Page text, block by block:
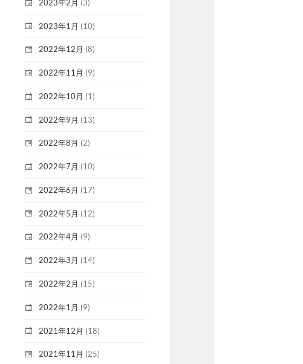
2023年2月 (3)
2023年1月 (10)
2022年12月 (8)
2022年11月 (9)
2022年10月 (1)
2022年9月 (13)
2022年8月 (2)
2022年7月 (10)
2022年6月 (17)
2022年5月 (12)
2022年4月 (9)
2022年3月 (14)
2022年2月 (15)
2022年1月 (9)
2021年12月 (18)
2021年11月 (25)